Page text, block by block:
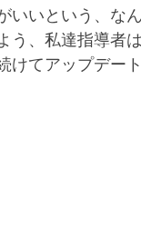
いいという、な
う、私達指導者
てアップデー